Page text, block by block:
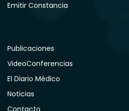
Emitir Constancia
Publicaciones
VideoConferencias
El Diario Médico
Noticias